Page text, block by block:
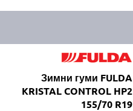
Зимни гуми FULDA
KRISTAL CONTROL HP2
155/70 R19